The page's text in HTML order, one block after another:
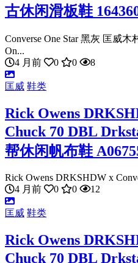
古休闲滑板鞋
Converse One Star 黑灰 匡威
On...
4 月前
0 0 8
匡威 鞋类
Rick Owens
Chuck 70 DBL
帮休闲帆布鞋
Rick Owens DRKSHDW x
4 月前
0 0 12
匡威 鞋类
Rick Owens
Chuck 70 DBL